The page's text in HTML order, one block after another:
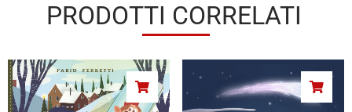
PRODOTTI CORRELATI